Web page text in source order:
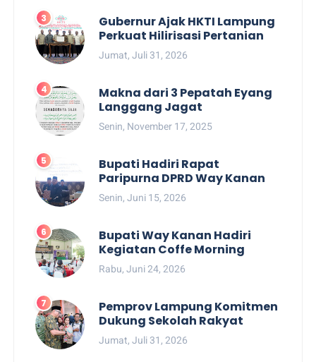
Gubernur Ajak HKTI Lampung
Perkuat Hilirisasi Pertanian
Jumat, Juli 31, 2026
Makna dari 3 Pepatah Eyang
Langgang Jagat
Senin, November 17, 2025
Bupati Hadiri Rapat
Paripurna DPRD Way Kanan
Senin, Juni 15, 2026
Bupati Way Kanan Hadiri
Kegiatan Coffe Morning
Rabu, Juni 24, 2026
Pemprov Lampung Komitmen
Dukung Sekolah Rakyat
Jumat, Juli 31, 2026